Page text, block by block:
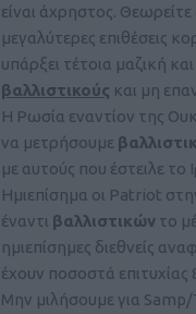
είναι άχρηστος.
μεγαλύτερες επιθέσεις
υπάρξει τέτοια μαζική
βαλλιστικούς και μη
Η Ρωσία εναντίον της
να μετρήσουμε
με αυτούς που έστειλε το
Ημιεπίσημα οι Patriot
έναντι βαλλιστικών το
ημιεπίσημες διεθνείς
έχουν ποσοστά επιτυχίας
Μην μιλήσουμε για